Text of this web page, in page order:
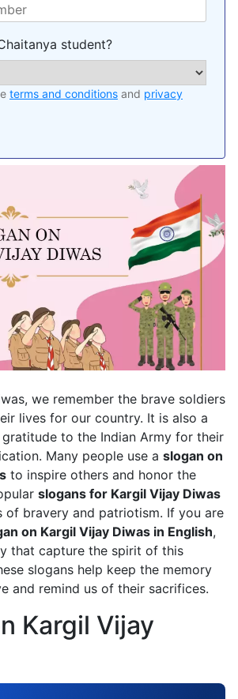
student?
terms and conditions and privacy
we remember the brave soldiers
lives for our country. It is also a
to the Indian Army for their
Many people use a slogan on
to inspire others and honor the
slogans for Kargil Vijay Diwas
of bravery and patriotism. If you are
on Kargil Vijay Diwas in English,
that capture the spirit of this
slogans help keep the memory
and remind us of their sacrifices.
Kargil Vijay